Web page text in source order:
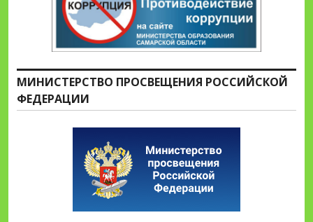
МИНИСТЕРСТВО ПРОСВЕЩЕНИЯ РОССИЙСКОЙ
ФЕДЕРАЦИИ